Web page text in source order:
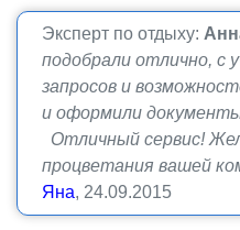
Эксперт по отдыху:
подобрали отлично, с
запросов и
и оформили
Отличный сервис!
процветания вашей
Яна, 24.09.2015